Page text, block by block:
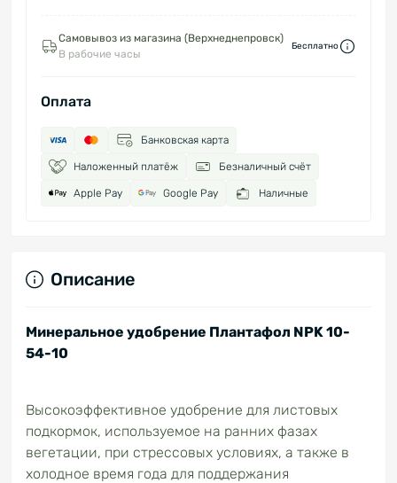
Самовывоз из магазина (Верхнеднепровск)
В рабочие часы
Бесплатно
Оплата
Банковская карта
Наложенный платёж Безналичный счёт
Apple Pay Google Pay Наличные
Описание
Минеральное удобрение Плантафол NPK 10-
54-10
Высокоэффективное удобрение для листовых
подкормок, используемое на ранних фазах
вегетации, при стрессовых условиях, а также в
холодное время года для поддержания